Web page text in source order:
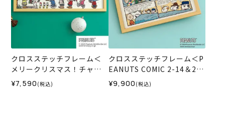
クロスステッチフレーム＜
メリークリスマス！チャー
リー・ブラウン＞
¥7,590 (税込)
クロスステッチフレーム＜P
EANUTS COMIC 2-14＆2-1
5＞
¥9,900 (税込)